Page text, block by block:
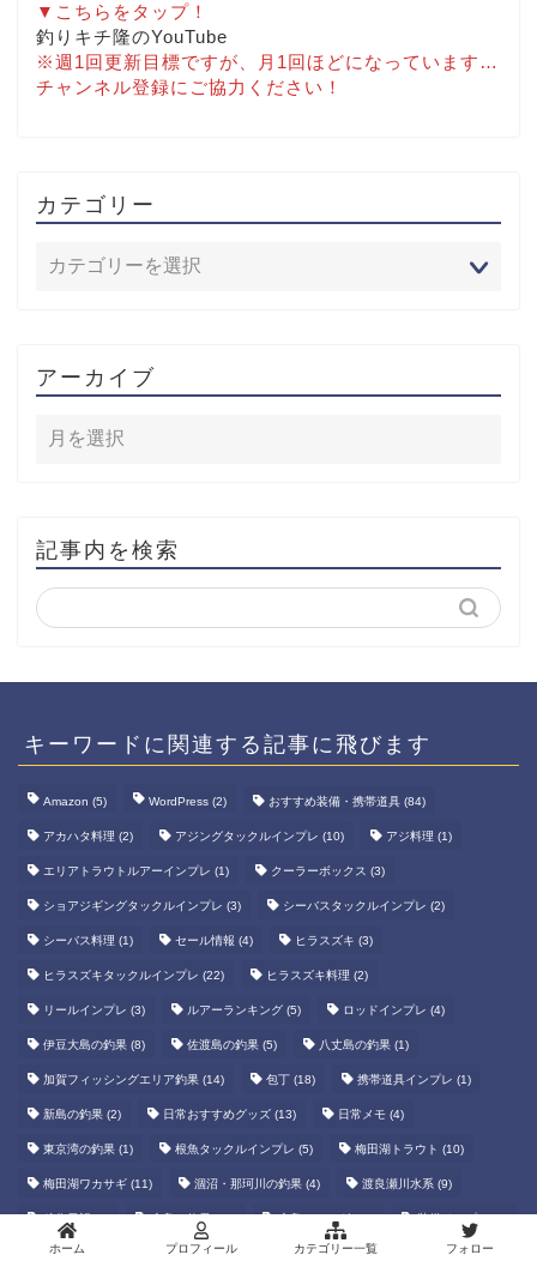
▼こちらをタップ！
釣りキチ隆のYouTube
※週1回更新目標ですが、月1回ほどになっています…
チャンネル登録にご協力ください！
カテゴリー
アーカイブ
記事内を検索
キーワードに関連する記事に飛びます
Amazon (5) WordPress (2) おすすめ装備・携帯道具 (84)
アカハタ料理 (2) アジングタックルインプレ (10) アジ料理 (1)
エリアトラウトルアーインプレ (1) クーラーボックス (3)
ショアジギングタックルインプレ (3) シーバスタックルインプレ (2)
シーバス料理 (1) セール情報 (4) ヒラスズキ (3)
ヒラスズキタックルインプレ (22) ヒラスズキ料理 (2)
リールインプレ (3) ルアーランキング (5) ロッドインプレ (4)
伊豆大島の釣果 (8) 佐渡島の釣果 (5) 八丈島の釣果 (1)
加賀フィッシングエリア釣果 (14) 包丁 (18) 携帯道具インプレ (1)
新島の釣果 (2) 日常おすすめグッズ (13) 日常メモ (4)
東京湾の釣果 (1) 根魚タックルインプレ (5) 梅田湖トラウト (10)
梅田湖ワカサギ (11) 涸沼・那珂川の釣果 (4) 渡良瀬川水系 (9)
移住日記(9) 糸島の釣果(41) 糸島アジング(19) 装備インプレ(3)
遠征釣行 防寒(2) 離島の釣果(3) 青物タックルインプレ (19)
ホーム プロフィール カテゴリー一覧 フォロー